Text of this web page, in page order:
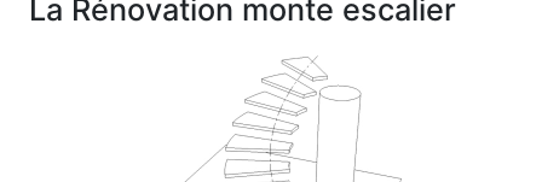
La Rénovation monte escalier